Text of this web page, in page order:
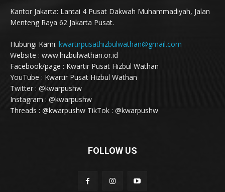
Kantor Jakarta: Lantai 4 Pusat Dakwah Muhammadiyah, Jalan
Menteng Raya 62 Jakarta Pusat.
Hubungi Kami: kwartirpusathizbulwathan@gmail.com
Website : www.hizbulwathan.or.id
Facebook/page : Kwartir Pusat Hizbul Wathan
YouTube : Kwartir Pusat Hizbul Wathan
Twitter : @kwarpushw
Instagram : @kwarpushw
Threads : @kwarpushw TikTok : @kwarpushw
FOLLOW US